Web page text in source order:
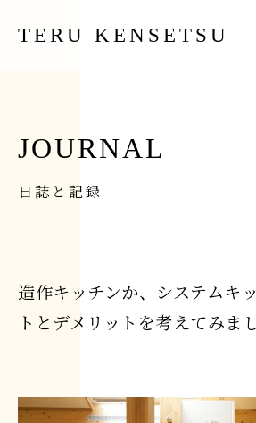
TERU KENSETSU
JOURNAL
日誌と記録
造作キッチンか、システムキ
トとデメリットを考えてみま